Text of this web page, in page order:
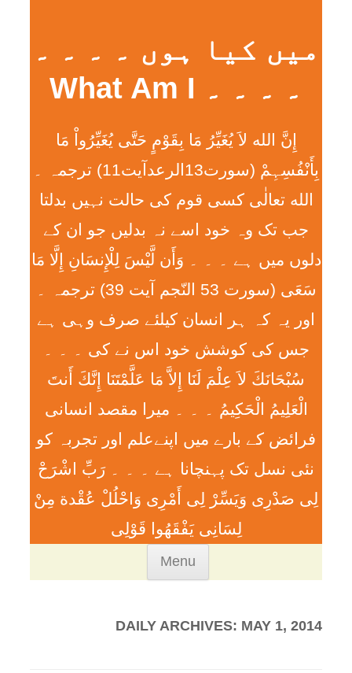
میں کیا ہوں ۔ ۔ ۔ ۔
۔ ۔ ۔ ۔ What Am I
إِنَّ الله لاَ يُغَيِّرُ مَا بِقَوْمٍ حَتَّی يُغَيِّرُواْ مَا
بِأَنْفُسِہِمْ (سورت13الرعدآیت11) ترجمہ ۔
الله تعالٰی کسی قوم کی حالت نہیں بدلتا
جب تک وہ خود اسے نہ بدلیں جو ان کے
دلوں میں ہے ۔ ۔ ۔ وَأَن لَّيْسَ لِلْإِنسَانِ إِلَّا مَا
سَعَی (سورت 53 النّجم آیت 39) ترجمہ ۔
اور یہ کہ ہر انسان کیلئے صرف وہی ہے
جس کی کوشش خود اس نے کی ۔ ۔ ۔
سُبْحَانَكَ لاَ عِلْمَ لَنَا إِلاَّ مَا عَلَّمْتَنَا إِنَّكَ أَنتَ
الْعَلِيمُ الْحَكِيمُ ۔ ۔ ۔ ميرا مقصد انسانی
فرائض کے بارے میں اپنےعلم اور تجربہ کو
نئی نسل تک پہنچانا ہے ۔ ۔ ۔ رَبِّ اشْرَحْ
لِی صَدْرِی وَيَسِّرْ لِی أَمْرِی وَاحْلُلْ عُقْدة مِنْ
لِسَانِی يَفْقَھُوا قَوْلِی
Menu
content
DAILY ARCHIVES: MAY 1, 2014